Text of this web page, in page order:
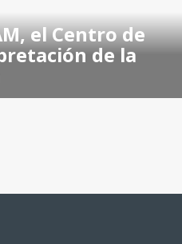
el Centro de
de la